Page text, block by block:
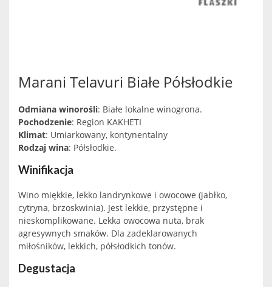
Marani Telavuri Białe Półsłodkie
Odmiana winorośli: Białe lokalne winogrona.
Pochodzenie: Region KAKHETI
Klimat: Umiarkowany, kontynentalny
Rodzaj wina: Półsłodkie.
Winifikacja
Wino miękkie, lekko landrynkowe i owocowe (jabłko,
cytryna, brzoskwinia). Jest lekkie, przystępne i
nieskomplikowane. Lekka owocowa nuta, brak
agresywnych smaków. Dla zadeklarowanych
miłośników, lekkich, półsłodkich tonów.
Degustacja